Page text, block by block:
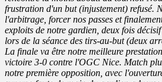
frustration d'un but (injustement) refusé.
l'arbitrage, forcer nos passes et
exploits de notre gardien, deux fois
lors de la séance des tirs-au-but (deux
La finale va être notre meilleure
victoire 3-0 contre l'OGC Nice. Match
notre première opposition, avec